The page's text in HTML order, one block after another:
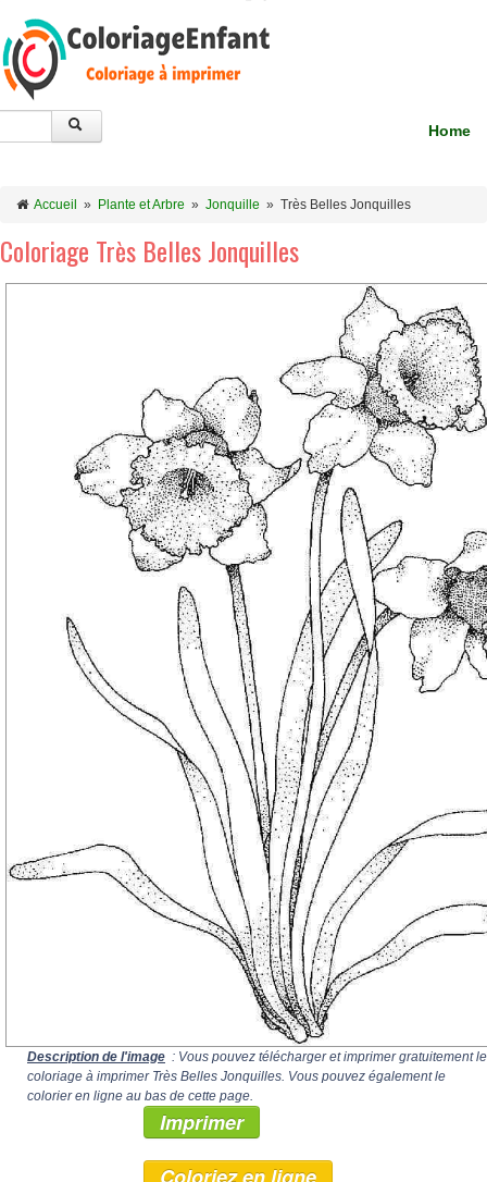
Home
Accueil » Plante et Arbre » Jonquille » Très Belles Jonquilles
Coloriage Très Belles Jonquilles
Description de l'image : Vous pouvez télécharger et imprimer gratuitement le
coloriage à imprimer Très Belles Jonquilles. Vous pouvez également le
colorier en ligne au bas de cette page.
Imprimer